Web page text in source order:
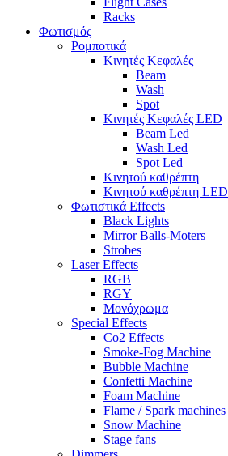
Racks
Φωτισμός
Ρομποτικά
Κινητές Κεφαλές
Beam
Wash
Spot
Κινητές Κεφαλές LED
Beam Led
Wash Led
Spot Led
Κινητού καθρέπτη
Κινητού καθρέπτη LED
Φωτιστικά Effects
Black Lights
Mirror Balls-Moters
Strobes
Laser Effects
RGB
RGY
Μονόχρωμα
Special Effects
Co2 Effects
Smoke-Fog Machine
Bubble Machine
Confetti Machine
Foam Machine
Flame / Spark machines
Snow Machine
Stage fans